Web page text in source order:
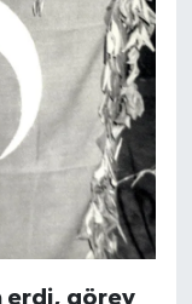
erdi, görev